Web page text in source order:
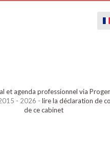
et agenda professionnel via
- 2026 - lire la déclaration de
de ce cabinet